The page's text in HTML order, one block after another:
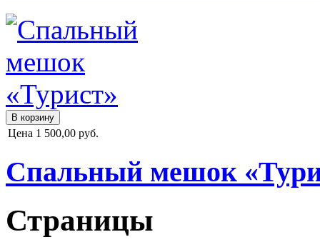
Цена 1 500,00 руб.
Спальный мешок
Страницы